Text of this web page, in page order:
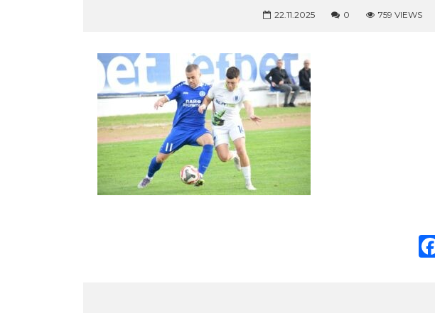
22.11.2025 0 759 VIEWS